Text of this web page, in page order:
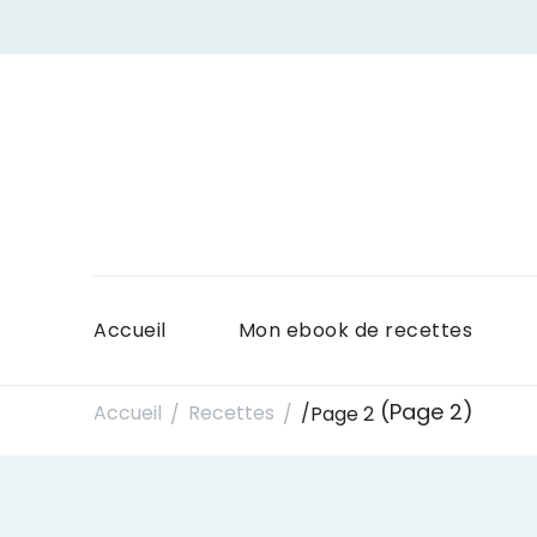
Accueil Mon ebook de recettes
Accueil / Recettes / /Page 2 (Page 2)